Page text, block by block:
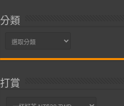
分類
分
打賞